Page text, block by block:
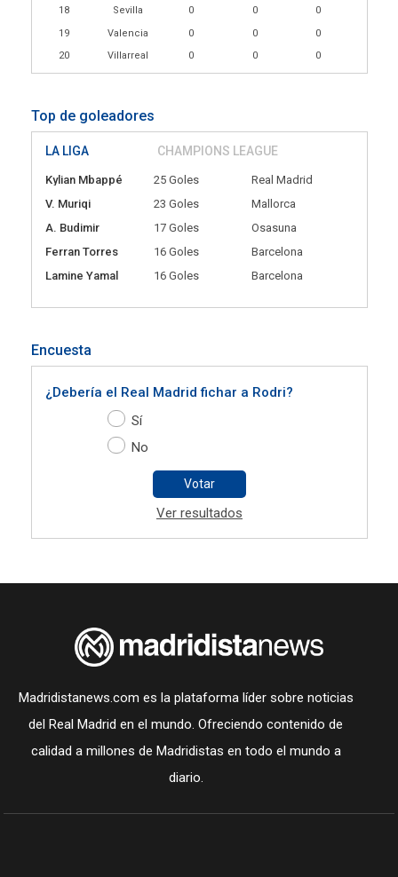
18 Sevilla 0 0
0
19
Valencia 0 0
0
20
Villarreal 0 0 0
Top de goleadores
LA LIGA CHAMPIONS LEAGUE
Kylian Mbappé 25 Goles
Real Madrid
V. Muriqi
23 Goles
Mallorca
A. Budimir
17 Goles
Osasuna
Ferran Torres
16 Goles
Barcelona
Lamine Yamal
16 Goles Barcelona
Encuesta
¿Debería el Real Madrid fichar a Rodri?
Sí
No
Votar
Ver resultados
Madridistanews.com es la plataforma líder sobre noticias
del Real Madrid en el mundo. Ofreciendo contenido de
calidad a millones de Madridistas en todo el mundo a
diario.